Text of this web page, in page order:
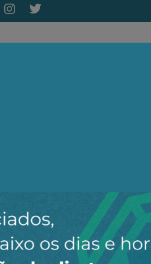
no WhatsApp e receber